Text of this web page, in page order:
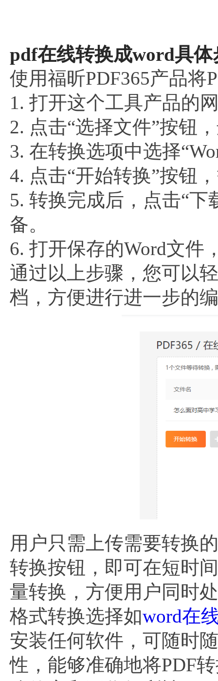
pdf在线转换成word具体
使用福昕PDF365产品将
1. 打开这个工具产品的
2. 点击“选择文件”按钮
3. 在转换选项中选择
4. 点击“开始转换”按钮
5. 转换完成后，点击“
备。
6. 打开保存的Word文件
通过以上步骤，您可以
档，方便进行进一步的
用户只需上传需要转换
转换按钮，即可在短时
量转换，方便用户同时
格式转换选择如word在
安装任何软件，可随时
性，能够准确地将PDF